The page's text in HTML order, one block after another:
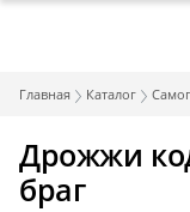
Главная Каталог
Дрожжи
браг